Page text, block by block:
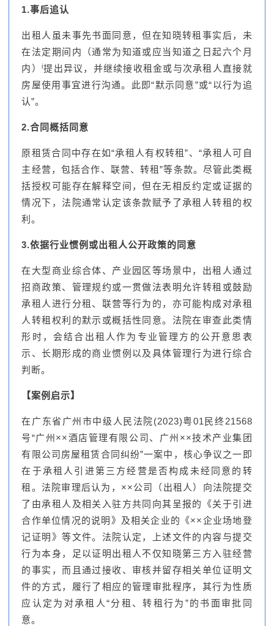
1.事后追认
出租人虽未事先书面同意，但在知晓转租事实后，未
在法定期间内（通常为知道或应当知道之日起六个月
内）
i提出异议，并继续接收租金或与次承租人直接就
房屋使用事宜进行沟通。此即“默示同意”或“以行为追
认”。
2.合同概括同意
原租赁合同中存在如“承租人有权转租”、“承租人可自
主经营，包括合作、联营、转租”等条款。尽管此类概
括授权可能存在解释空间，但在无相反约定或证据的
情况下，法院通常认定该条款赋予了承租人转租的权
利。
3.依据行业惯例或出租人公开政策的同意
在大型商业综合体、产业园区等场景中，出租人通过
招商政策、管理规约或一贯做法表明允许转租或鼓励
承租人进行分租、联营等行为的，亦可能构成对承租
人转租权利的默示或概括性同意。法院在审查此类情
形时，会结合出租人作为专业管理方的公开意思表
示、长期形成的商业惯例以及具体管理行为进行综合
判断。
【案例启示】
在广东省广州市中级人民法院(2023)粤01民终21568
号“广州××酒店管理有限公司、广州××技术产业集团
有限公司房屋租赁合同纠纷”一案中，核心争议之一即
在于承租人引进第三方经营是否构成未经同意的转
租。法院审理后认为，××公司（出租人）向法院提交
了由承租人及相关入驻方共同向其呈报的《关于引进
合作单位情况的说明》及相关企业的《××企业场地登
记证明》等文件。法院认定，上述文件的内容与提交
行为本身，足以证明出租人不仅知晓第三方入驻经营
的事实，而且通过接收、审核并留存相关单位证明文
件的方式，履行了相应的管理审批程序，其行为性质
应认定为对承租人“分租、转租行为”的书面审批同
意。